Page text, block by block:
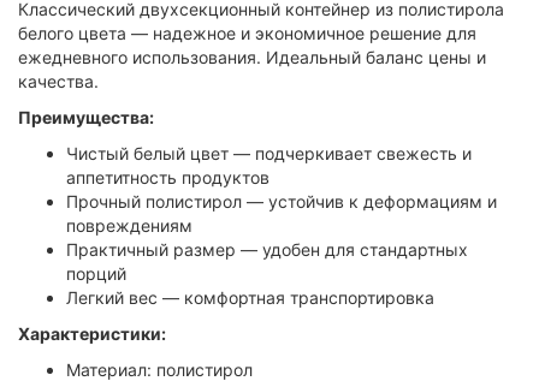
Классический двухсекционный контейнер из полистирола
белого цвета — надежное и экономичное решение для
ежедневного использования. Идеальный баланс цены и
качества.
Преимущества:
Чистый белый цвет — подчеркивает свежесть и
аппетитность продуктов
Прочный полистирол — устойчив к деформациям и
повреждениям
Практичный размер — удобен для стандартных
порций
Легкий вес — комфортная транспортировка
Характеристики:
Материал: полистирол